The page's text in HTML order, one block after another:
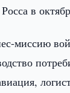
в
миссию